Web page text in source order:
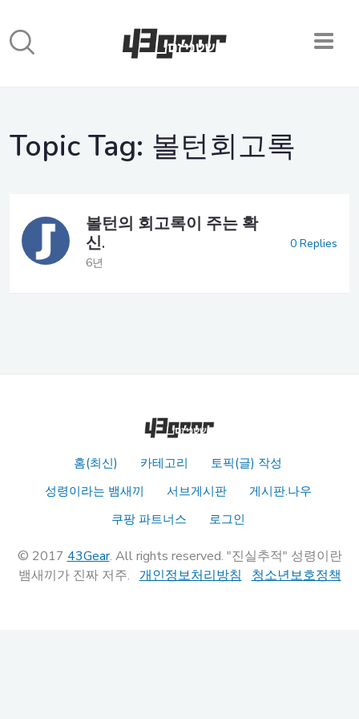
Topic Tag: 볼턴회고록
볼턴의 회고록이 주는 확
신.
6년
0 Replies
홈(최신) 카테고리
토픽(글) 작성
성령이라는 뱀새끼
서브게시판
게시판.나우
쿠팡 파트너스
로그인
© 2017 43Gear. All rights reserved. "진실추적" 성령이란
뱀새끼가 진짜 저주. 개인정보처리방침 청소년보호정책